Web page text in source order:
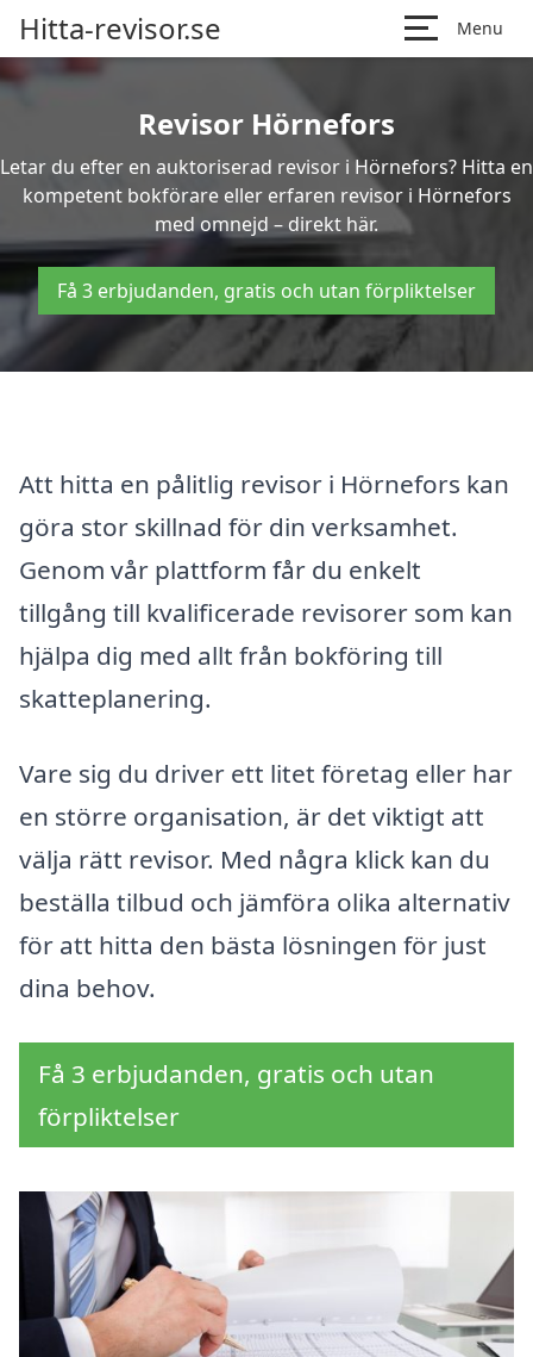
Hitta-revisor.se Menu
Revisor Hörnefors
Letar du efter en auktoriserad revisor i Hörnefors? Hitta en
kompetent bokförare eller erfaren revisor i Hörnefors
med omnejd – direkt här.
Få 3 erbjudanden, gratis och utan förpliktelser
Att hitta en pålitlig revisor i Hörnefors kan
göra stor skillnad för din verksamhet.
Genom vår plattform får du enkelt
tillgång till kvalificerade revisorer som kan
hjälpa dig med allt från bokföring till
skatteplanering.
Vare sig du driver ett litet företag eller har
en större organisation, är det viktigt att
välja rätt revisor. Med några klick kan du
beställa tilbud och jämföra olika alternativ
för att hitta den bästa lösningen för just
dina behov.
Få 3 erbjudanden, gratis och utan
förpliktelser